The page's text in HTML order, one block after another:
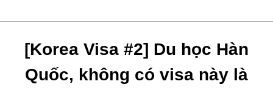
[Korea Visa #2] Du học Hàn
Quốc, không có visa này là